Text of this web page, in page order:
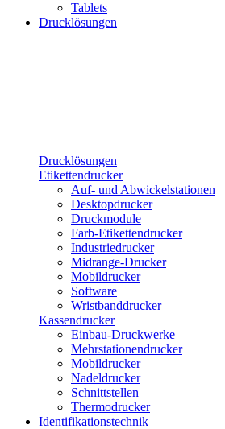
Tablets
Drucklösungen
Drucklösungen
Etikettendrucker
Auf- und Abwickelstationen
Desktopdrucker
Druckmodule
Farb-Etikettendrucker
Industriedrucker
Midrange-Drucker
Mobildrucker
Software
Wristbanddrucker
Kassendrucker
Einbau-Druckwerke
Mehrstationendrucker
Mobildrucker
Nadeldrucker
Schnittstellen
Thermodrucker
Identifikationstechnik